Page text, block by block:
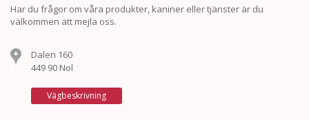
Har du frågor om våra produkter, kaniner eller tjänster är du
välkommen att mejla oss.
Dalen 160
449 90 Nol
Vägbeskrivning